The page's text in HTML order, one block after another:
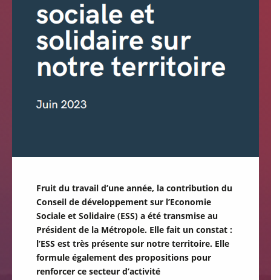
Fruit du travail d’une année, la contribution du
Conseil de développement sur l’Economie
Sociale et Solidaire (ESS) a été transmise au
Président de la Métropole. Elle fait un constat :
l’ESS est très présente sur notre territoire. Elle
formule également des propositions pour
renforcer ce secteur d’activité